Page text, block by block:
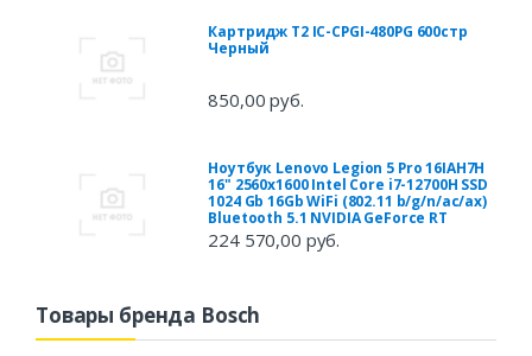
Картридж T2 IC-CPGI-480PG 600стр
Черный
850,00 руб.
Ноутбук Lenovo Legion 5 Pro 16IAH7H
16" 2560x1600 Intel Core i7-12700H SSD
1024 Gb 16Gb WiFi (802.11 b/g/n/ac/ax)
Bluetooth 5.1 NVIDIA GeForce RT
224 570,00 руб.
Товары бренда Bosch